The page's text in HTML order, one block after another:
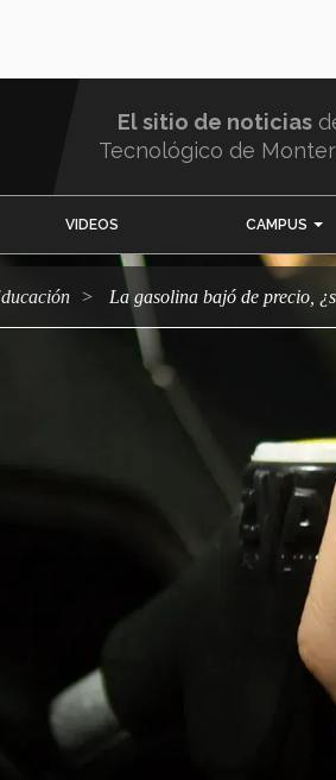
El sitio de noticias
Tecnológico de
VIDEOS CAMPUS
Educación La gasolina bajó de precio,